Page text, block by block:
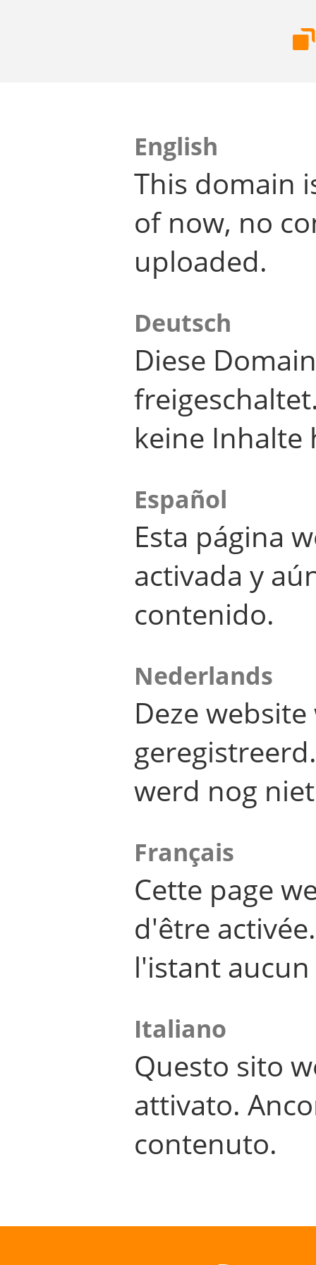
English
This domain
of now, no
uploaded.
Deutsch
Diese
keine Inhalte
Español
Esta página
activada y
contenido.
Nederlands
Deze
werd nog
Français
Cette page
d'être
l'istant
Italiano
Questo sito
attivato.
contenuto.